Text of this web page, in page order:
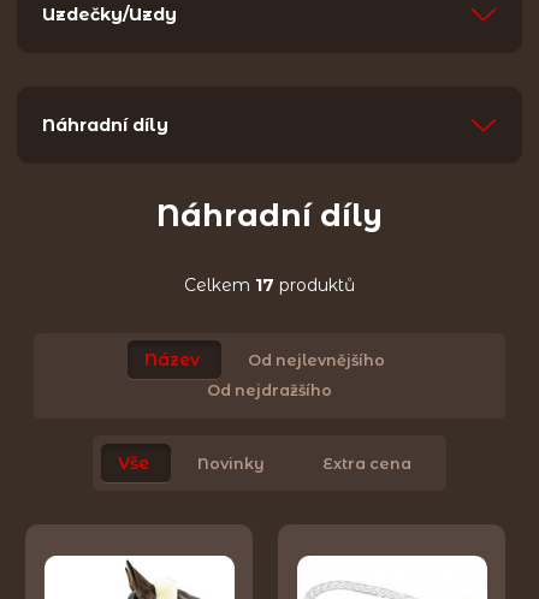
Uzdečky/Uzdy
Náhradní díly
Náhradní díly
Celkem 17 produktů
Název
Od nejlevnějšího
Od nejdražšího
Vše Novinky Extra cena